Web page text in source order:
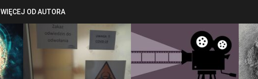
WIĘCEJ OD AUTORA